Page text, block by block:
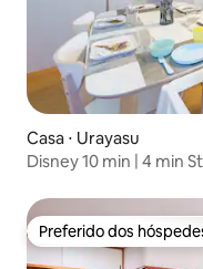
Casa ⋅ Urayasu
Disney 10 min | 4 min
Preferido dos
Preferido dos